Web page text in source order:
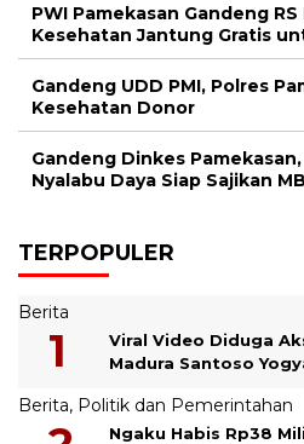
PWI Pamekasan Gandeng
Kesehatan Jantung Gratis
Gandeng UDD PMI, Polres
Kesehatan Donor
Gandeng Dinkes
Nyalabu Daya Siap Sajikan
TERPOPULER
Berita
Viral Video Diduga
Madura Santoso
Berita, Politik dan Pemerintahan
Ngaku Habis Rp38